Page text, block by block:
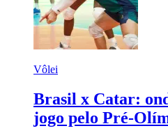
Vôlei
Brasil x Catar:
jogo pelo Pré-